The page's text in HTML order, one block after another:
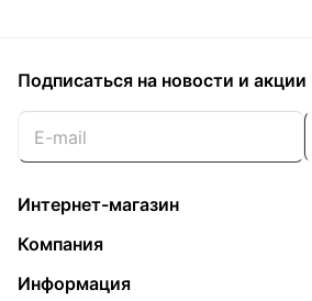
Подписаться на новости и акции
Интернет-магазин
Компания
Информация